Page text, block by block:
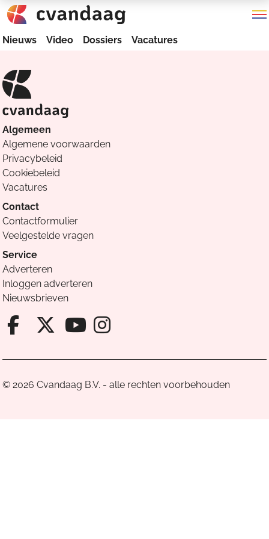
Nieuws Video Dossiers Vacatures
Algemeen
Algemene voorwaarden
Privacybeleid
Cookiebeleid
Vacatures
Contact
Contactformulier
Veelgestelde vragen
Service
Adverteren
Inloggen adverteren
Nieuwsbrieven
Facebook van Cvandaag
X van Cvandaag
Instagram van
© 2026 Cvandaag B.V. - alle rechten voorbehouden